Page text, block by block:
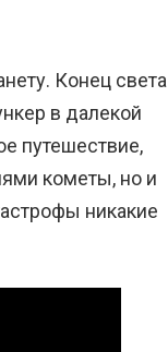
Конец света
в далекой
путешествие,
кометы, но и
никакие